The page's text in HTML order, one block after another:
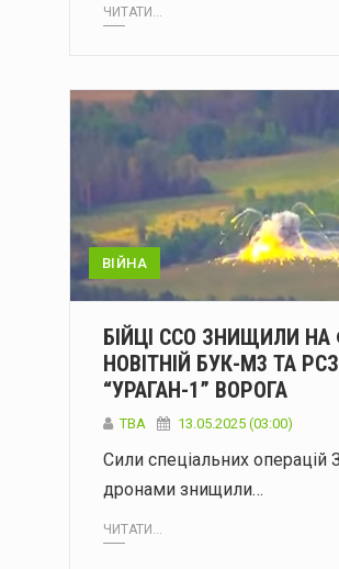
ЧИТАТИ...
ВІЙНА
БІЙЦІ ССО ЗНИЩИЛИ НА
НОВІТНІЙ БУК-М3 ТА
“УРАГАН-1” ВОРОГА
ТВА 13.05.2025 (03:00)
Сили спеціальних
дронами знищили…
ЧИТАТИ...